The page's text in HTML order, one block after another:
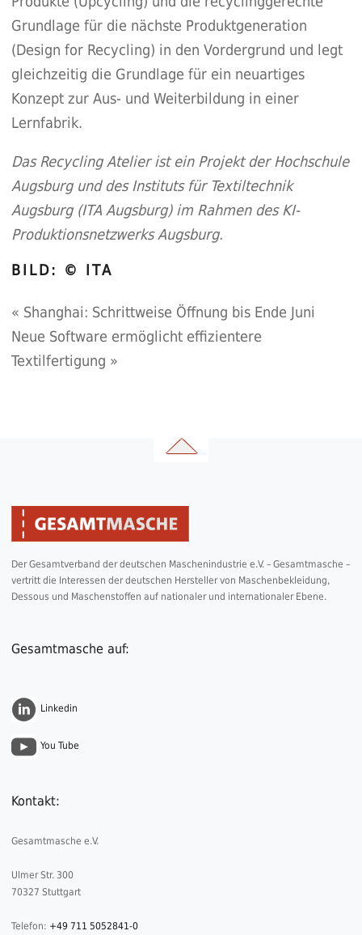
Grundlage für die nächste Produktgeneration
(Design for Recycling) in den Vordergrund und legt
gleichzeitig die Grundlage für ein neuartiges
Konzept zur Aus- und Weiterbildung in einer
Lernfabrik.
Das Recycling Atelier ist ein Projekt der Hochschule
Augsburg und des Instituts für Textiltechnik
Augsburg (ITA Augsburg) im Rahmen des KI-
Produktionsnetzwerks Augsburg.
BILD: © ITA
« Shanghai: Schrittweise Öffnung bis Ende Juni
Neue Software ermöglicht effizientere
Textilfertigung »
Der Gesamtverband der deutschen Maschenindustrie e.V. – Gesamtmasche –
vertritt die Interessen der deutschen Hersteller von Maschenbekleidung,
Dessous und Maschenstoffen auf nationaler und internationaler Ebene.
Gesamtmasche auf:
Linkedin
You Tube
Kontakt:
Gesamtmasche e.V.
Ulmer Str. 300
70327 Stuttgart
Telefon: +49 711 5052841-0